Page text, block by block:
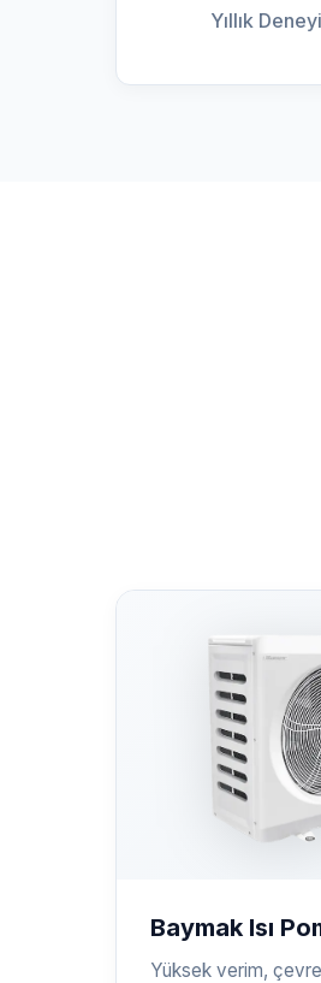
Yıllık
Baymak Isı
Yüksek verim,